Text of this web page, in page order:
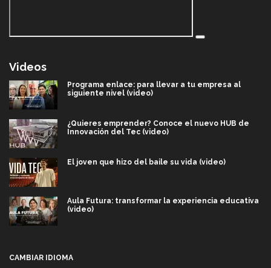
Videos
Programa enlace: para llevar a tu empresa al
siguiente nivel (video)
¿Quieres emprender? Conoce el nuevo HUB de
Innovación del Tec (video)
El joven que hizo del baile su vida (video)
Aula Futura: transformar la experiencia educativa
(video)
CAMBIAR IDIOMA